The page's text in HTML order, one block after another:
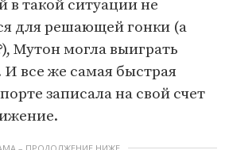
в такой ситуации не
для решающей гонки (а
Мутон могла выиграть
все же самая быстрая
записала на свой счет